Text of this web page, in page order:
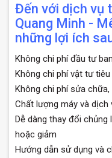
Đến với dịch vụ
Quang Minh -
những lợi ích
Không chi phí đầu tư
Không chi phí vật tư tiêu
Không chi phí sửa chữa,
Chất lượng máy và dịch
Dễ dàng thay đổi chủng
hoặc giảm
Hướng dẫn sử dụng và